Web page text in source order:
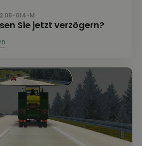
014-M
Sie jetzt verzögern?